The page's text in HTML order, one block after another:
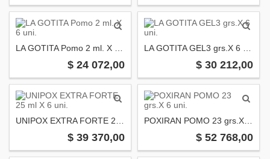
$ 24 072,00 $ 30 212,00
$ 39 370,00 $ 52 768,00